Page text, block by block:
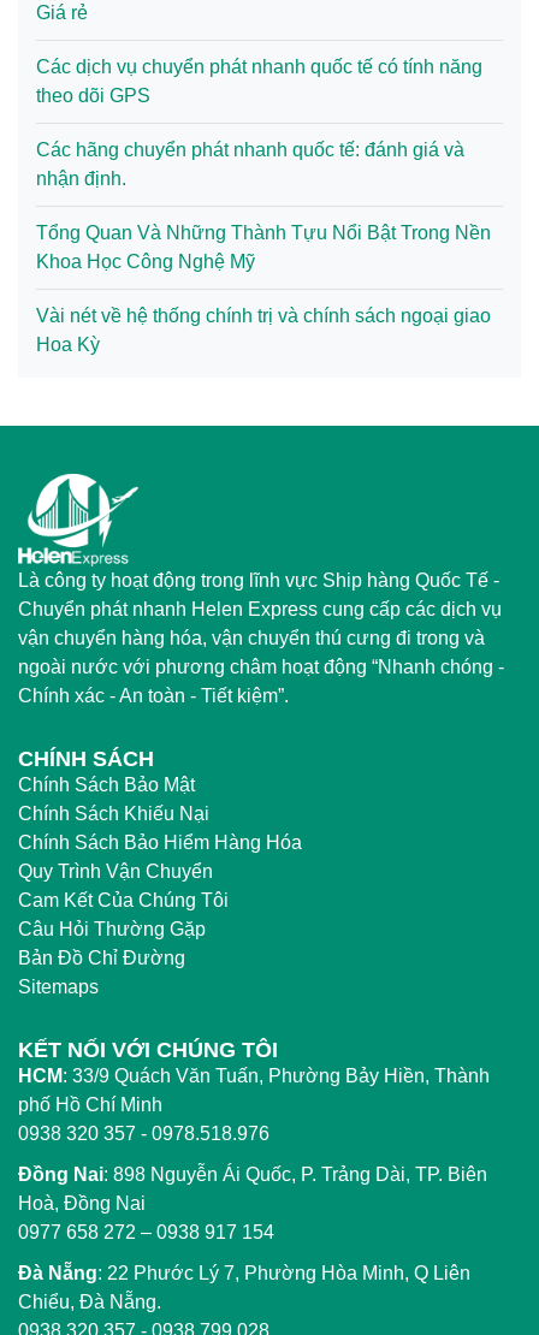
Giá rẻ
Các dịch vụ chuyển phát nhanh quốc tế có tính năng
theo dõi GPS
Các hãng chuyển phát nhanh quốc tế: đánh giá và
nhận định.
Tổng Quan Và Những Thành Tựu Nổi Bật Trong Nền
Khoa Học Công Nghệ Mỹ
Vài nét về hệ thống chính trị và chính sách ngoại giao
Hoa Kỳ
Là công ty hoạt động trong lĩnh vực Ship hàng Quốc Tế -
Chuyển phát nhanh Helen Express cung cấp các dịch vụ
vận chuyển hàng hóa, vận chuyển thú cưng đi trong và
ngoài nước với phương châm hoạt động “Nhanh chóng -
Chính xác - An toàn - Tiết kiệm”.
CHÍNH SÁCH
Chính Sách Bảo Mật
Chính Sách Khiếu Nại
Chính Sách Bảo Hiểm Hàng Hóa
Quy Trình Vận Chuyển
Cam Kết Của Chúng Tôi
Câu Hỏi Thường Gặp
Bản Đồ Chỉ Đường
Sitemaps
KẾT NỐI VỚI CHÚNG TÔI
HCM: 33/9 Quách Văn Tuấn, Phường Bảy Hiền, Thành
phố Hồ Chí Minh
0938 320 357 - 0978.518.976
Đồng Nai: 898 Nguyễn Ái Quốc, P. Trảng Dài, TP. Biên
Hoà, Đồng Nai
0977 658 272 – 0938 917 154
Đà Nẵng: 22 Phước Lý 7, Phường Hòa Minh, Q Liên
Chiểu, Đà Nẵng.
0938 320 357 - 0938 799 028